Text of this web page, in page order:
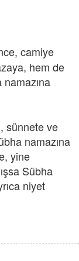
camiye
hem de
sünnete ve
namazına
yine
Sübha
niyet